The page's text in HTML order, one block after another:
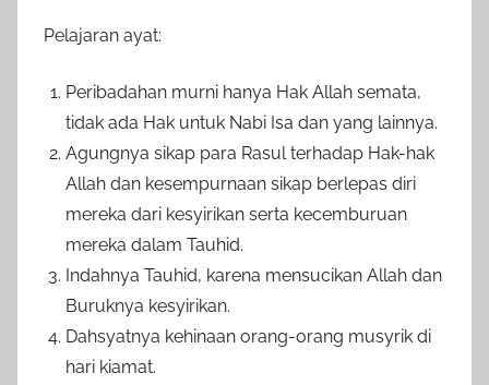
Pelajaran ayat:
Peribadahan murni hanya Hak Allah semata,
tidak ada Hak untuk Nabi Isa dan yang lainnya.
Agungnya sikap para Rasul terhadap Hak-hak
Allah dan kesempurnaan sikap berlepas diri
mereka dari kesyirikan serta kecemburuan
mereka dalam Tauhid.
Indahnya Tauhid, karena mensucikan Allah dan
Buruknya kesyirikan.
Dahsyatnya kehinaan orang-orang musyrik di
hari kiamat.